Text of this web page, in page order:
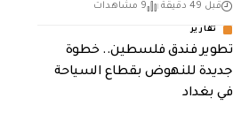
قبل 49 دقيقة 9 مشاهدات
تقارير
تطوير فندق فلسطين.. خطوة
جديدة للنهوض بقطاع السياحة
في بغداد